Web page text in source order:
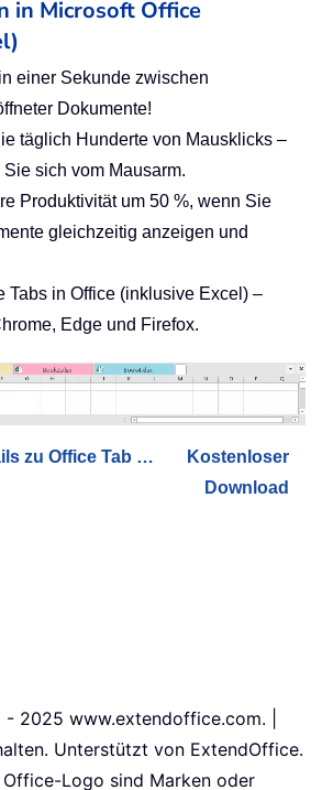
in Microsoft Office
einer Sekunde zwischen
Dokumente!
täglich Hunderte von Mausklicks –
sich vom Mausarm.
Produktivität um 50 %, wenn Sie
gleichzeitig anzeigen und
Tabs in Office (inklusive Excel) –
Edge und Firefox.
zu Office Tab …
Kostenloser
Download
2025 www.extendoffice.com. |
Unterstützt von ExtendOffice.
Logo sind Marken oder